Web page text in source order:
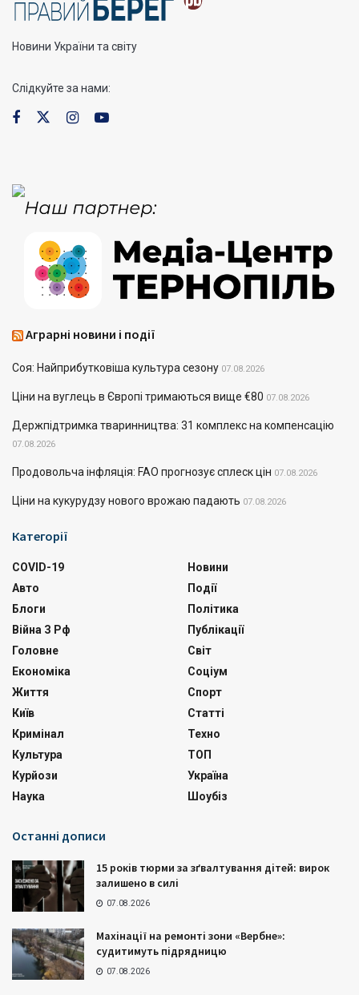
Новини України та світу
Слідкуйте за нами:
Аграрні новини і події
Соя: Найприбутковіша культура сезону 07.08.2026
Ціни на вуглець в Європі тримаються вище €80 07.08.2026
Держпідтримка тваринництва: 31 комплекс на компенсацію
07.08.2026
Продовольча інфляція: FAO прогнозує сплеск цін 07.08.2026
Ціни на кукурудзу нового врожаю падають 07.08.2026
Категорії
COVID-19
Авто
Блоги
Війна З Рф
Головне
Економіка
Життя
Київ
Кримінал
Культура
Курйози
Наука
Новини
Події
Політика
Публікації
Світ
Соціум
Спорт
Статті
Техно
ТОП
Україна
Шоубіз
Останні дописи
15 років тюрми за зґвалтування дітей: вирок
залишено в силі
07.08.2026
Махінації на ремонті зони «Вербне»:
судитимуть підрядницю
07.08.2026